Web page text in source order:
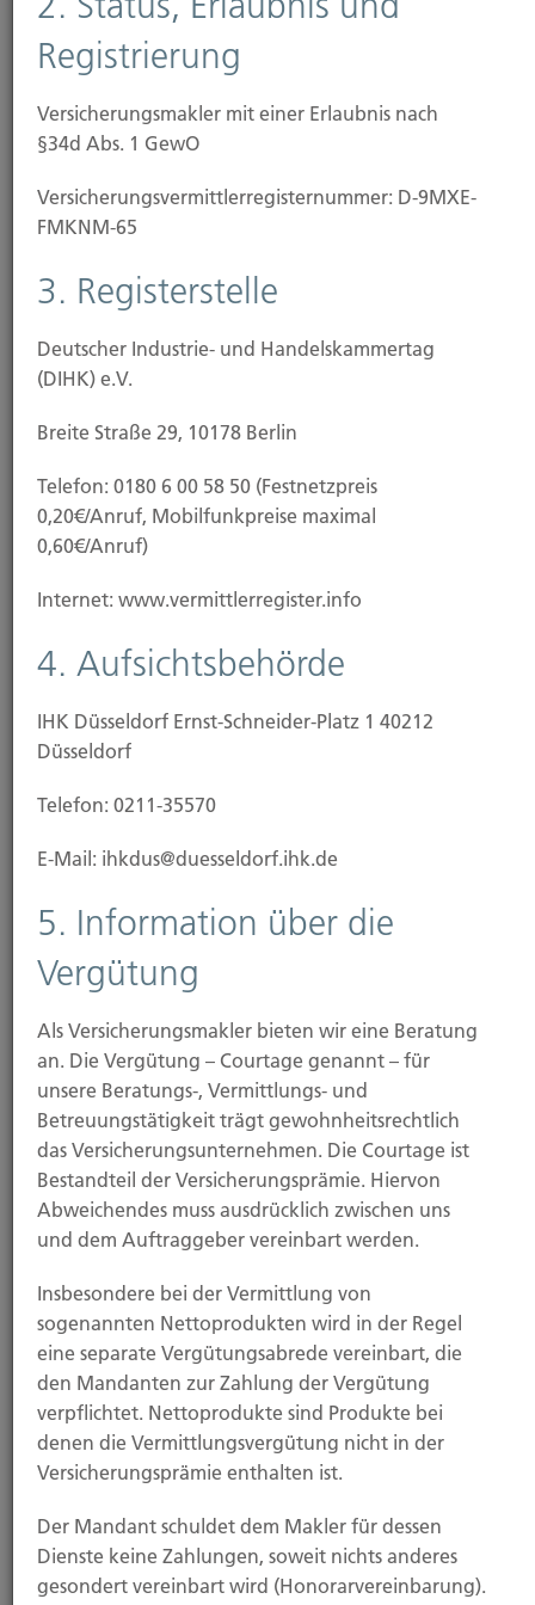
Schadenersatz-Rechtsschutz
Sie wurden bei einem Verkehrsunfall verletzt und
möchten nun Ihre Ansprüche gegenüber dem
Verursacher auf Schadenersatz geltend machen und
Arbeits-Rechtsschutz
Es kommt zu erheblichen Unstimmigkeiten mit
Ihrem Arbeitgeber, Sie erhalten die Kündigung und
dagegen wehren. Ihr Arbeitgeber schuldet Ihnen
versorgungsrechtliche Ansprüche, zum Beispiel
Streitigkeiten über Einstufungen in eine bestimmte
Besoldungsgruppe, Beförderungen, Versetzungen
Rechtsschutz
Die Verwaltungsbehörde will Ihnen den
Verkehrsvorschriften verletzt haben sollen. Sie
Wohnungs- und
Grundstücksrechtsschutz
Mit diesem Baustein haben Sie Versicherungsschutz,
wenn Sie Ihre Interessen als Haus-, Wohnungs- und
Grundstückseigentümer oder als Mieter
durchsetzen wollen, zum Beispiel bei
Mieterhöhung, Kündigung oder Streit um die
Sozialgerichts-Rechtsschutz
Die gesetzliche Kranken-, Unfall-, Renten- oder
Arbeitslosenversicherung leistet nicht angemessen,
und Sie müssen einen Prozess vor einem deutschen
Sozialgericht anstrengen, um Ihr Recht zu
Registrierung
Versicherungsmakler mit einer Erlaubnis nach
§34d Abs. 1 GewO
Versicherungs­vermittler­registernummer: D-9MXE-
FMKNM-65
3. Registerstelle
Deutscher Industrie- und Handelskammertag
(DIHK) e.V.
Breite Straße 29, 10178 Berlin
Telefon: 0180 6 00 58 50 (Festnetzpreis
0,20€/Anruf, Mobilfunkpreise maximal
0,60€/Anruf)
Internet: www.vermittlerregister.info
4. Aufsichtsbehörde
IHK Düsseldorf Ernst-Schneider-Platz 1 40212
Düsseldorf
Telefon: 0211-35570
E-Mail: ihkdus@duesseldorf.ihk.de
5. Information über die
Vergütung
Als Versicherungsmakler bieten wir eine Beratung
an. Die Vergütung – Courtage genannt – für
unsere Beratungs-, Vermittlungs- und
Betreuungstätigkeit trägt gewohnheitsrechtlich
das Versicherungsunternehmen. Die Courtage ist
Bestandteil der Versicherungsprämie. Hiervon
Abweichendes muss ausdrücklich zwischen uns
und dem Auftraggeber vereinbart werden.
Insbesondere bei der Vermittlung von
sogenannten Nettoprodukten wird in der Regel
eine separate Vergütungsabrede vereinbart, die
den Mandanten zur Zahlung der Vergütung
verpflichtet. Nettoprodukte sind Produkte bei
denen die Vermittlungsvergütung nicht in der
Versicherungsprämie enthalten ist.
Der Mandant schuldet dem Makler für dessen
Dienste keine Zahlungen, soweit nichts anderes
gesondert vereinbart wird (Honorarvereinbarung).